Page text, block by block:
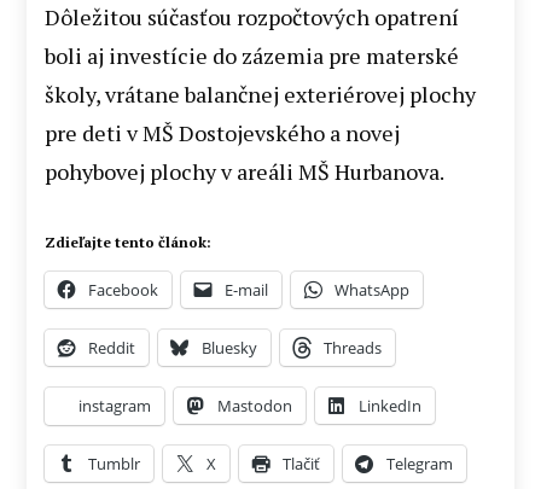
Dôležitou súčasťou rozpočtových opatrení
boli aj investície do zázemia pre materské
školy, vrátane balančnej exteriérovej plochy
pre deti v MŠ Dostojevského a novej
pohybovej plochy v areáli MŠ Hurbanova.
Zdieľajte tento článok:
Facebook E-mail WhatsApp
Reddit Bluesky Threads
instagram Mastodon LinkedIn
Tumblr X Tlačiť Telegram